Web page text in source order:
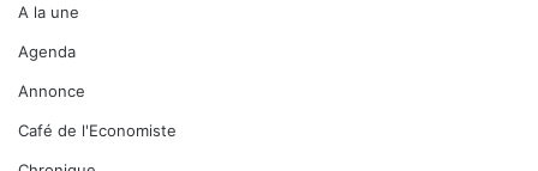
A la une
Agenda
Annonce
Café de l'Economiste